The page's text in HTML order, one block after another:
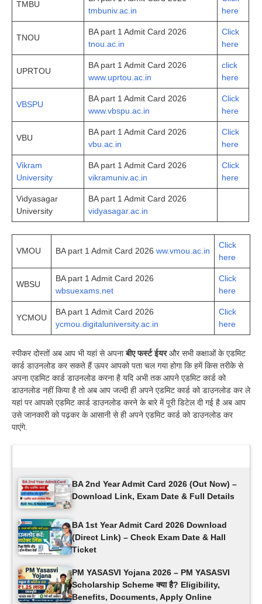
TMBU
tmbuniv.ac.in
here
TNOU
BA part 1 Admit Card 2026
tnou.ac.in
Click
here
UPRTOU
BA part 1 Admit Card 2026
www.uprtou.ac.in
click
here
VBSPU
BA part 1 Admit Card 2026
www.vbspu.ac.in
Click
here
VBU
BA part 1 Admit Card 2026
vbu.ac.in
Click
here
Vikram
University
BA part 1 Admit Card 2026
vikramuniv.ac.in
Click
here
Vidyasagar
University
BA part 1 Admit Card 2026
vidyasagar.ac.in
VMOU BA part 1 Admit Card 2026 ww.vmou.ac.in
Click
here
WBSU
BA part 1 Admit Card 2026
wbsuexams.net
Click
here
YCMOU
BA part 1 Admit Card 2026
ycmou.digitaluniversity.ac.in
Click
here
स्पीकर दोस्तों अब आप भी यहां से अपनाबीए फर्स्ट ईयरऔर सभी कक्षाओं के एडमिट
कार्ड डाउनलोड कर सकते हैं ऊपर आपको पता चल गया होगा कि हमें किस तरीके से
अपना एडमिट कार्ड डाउनलोड करना है यदि अभी तक आपने एडमिट कार्ड को
डाउनलोड नहीं किया है तो अब आप जल्दी ही अपने एडमिट कार्ड को डाउनलोड कर ले
यहां पर आपको एडमिट कार्ड डाउनलोड करने के बारे में पूरी डिटेल दी गई है अब आप
उसे जानकारी को पढ़कर के आसानी से ही अपने एडमिट कार्ड को डाउनलोड कर
पाएंगे.
BA 2nd Year Admit Card 2026 (Out Now) –
Download Link, Exam Date & Full Details
BA 1st Year Admit Card 2026 Download
(Direct Link) – Check Exam Date & Hall
Ticket
PM YASASVI Yojana 2026 – PM YASASVI
Scholarship Scheme क्या है? Eligibility,
Benefits, Documents, Apply Online